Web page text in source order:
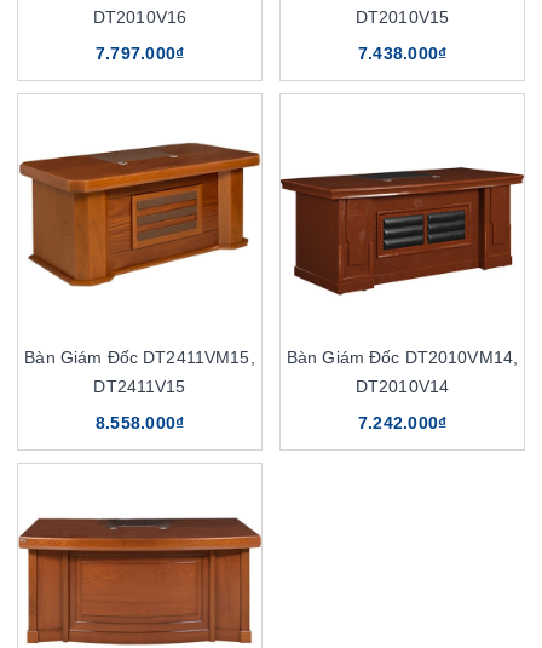
DT2010V16
7.797.000₫
DT2010V15
7.438.000₫
Bàn Giám Đốc DT2411VM15,
DT2411V15
8.558.000₫
Bàn Giám Đốc DT2010VM14,
DT2010V14
7.242.000₫